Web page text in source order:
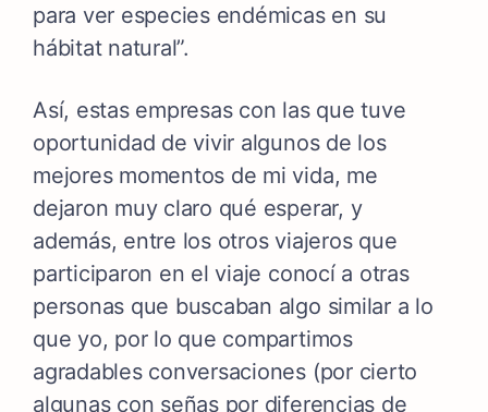
para ver especies endémicas en su
hábitat natural”.
Así, estas empresas con las que tuve
oportunidad de vivir algunos de los
mejores momentos de mi vida, me
dejaron muy claro qué esperar, y
además, entre los otros viajeros que
participaron en el viaje conocí a otras
personas que buscaban algo similar a lo
que yo, por lo que compartimos
agradables conversaciones (por cierto
algunas con señas por diferencias de